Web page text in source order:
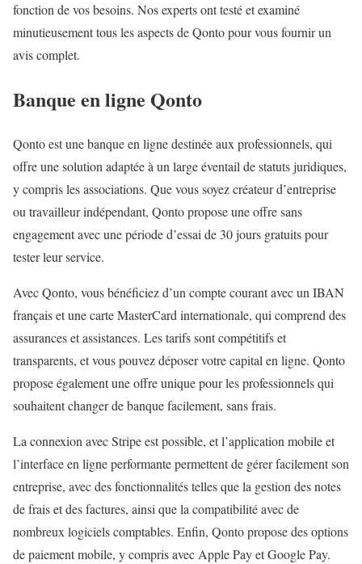
fonction de vos besoins. Nos experts ont testé et examiné
minutieusement tous les aspects de Qonto pour vous fournir un
avis complet.
Banque en ligne Qonto
Qonto est une banque en ligne destinée aux professionnels, qui
offre une solution adaptée à un large éventail de statuts juridiques,
y compris les associations. Que vous soyez créateur d’entreprise
ou travailleur indépendant, Qonto propose une offre sans
engagement avec une période d’essai de 30 jours gratuits pour
tester leur service.
Avec Qonto, vous bénéficiez d’un compte courant avec un IBAN
français et une carte MasterCard internationale, qui comprend des
assurances et assistances. Les tarifs sont compétitifs et
transparents, et vous pouvez déposer votre capital en ligne. Qonto
propose également une offre unique pour les professionnels qui
souhaitent changer de banque facilement, sans frais.
La connexion avec Stripe est possible, et l’application mobile et
l’interface en ligne performante permettent de gérer facilement son
entreprise, avec des fonctionnalités telles que la gestion des notes
de frais et des factures, ainsi que la compatibilité avec de
nombreux logiciels comptables. Enfin, Qonto propose des options
de paiement mobile, y compris avec Apple Pay et Google Pay.